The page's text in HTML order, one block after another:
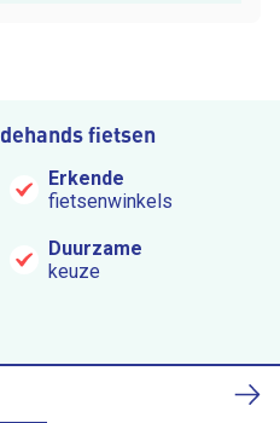
fietsen
Erkende
fietsenwinkels
Duurzame
keuze